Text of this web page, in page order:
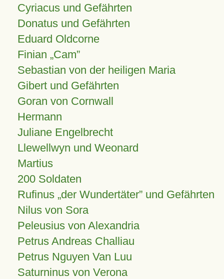
Cyriacus und Gefährten
Donatus und Gefährten
Eduard Oldcorne
Finian Cam
Sebastian von der heiligen Maria
Gibert und Gefährten
Goran von Cornwall
Hermann
Juliane Engelbrecht
Llewellwyn und Weonard
Martius
200 Soldaten
Rufinus „der Wundertäter” und Gefährten
Nilus von Sora
Peleusius von Alexandria
Petrus Andreas Challiau
Petrus Nguyen Van Luu
Saturninus von Verona